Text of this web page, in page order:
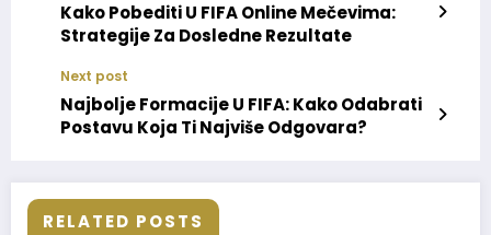
Kako Pobediti U FIFA Online Mečevima:
Strategije Za Dosledne Rezultate
Next post
Najbolje Formacije U FIFA: Kako Odabrati
Postavu Koja Ti Najviše Odgovara?
RELATED POSTS